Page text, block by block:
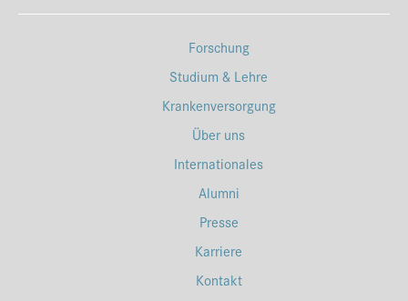
Forschung
Studium & Lehre
Krankenversorgung
Über uns
Internationales
Alumni
Presse
Karriere
Kontakt